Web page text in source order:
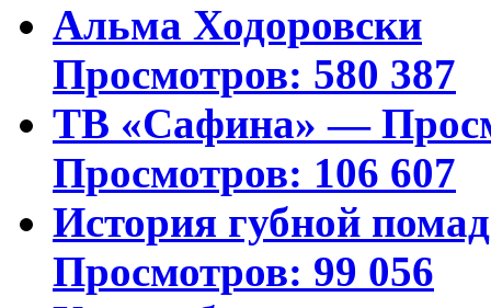
Альма Ходоровски
Просмотров: 580 387
ТВ «Сафина» —
Просмотров: 106 607
История губной
Просмотров: 99 056